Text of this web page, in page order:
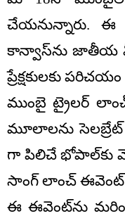
చేయనున్నారు.
కాన్వాస్‌ను జాతీయ
ప్రేక్షకులకు
ముంబై ట్రైలర్
మూలాలను
గా పిలిచే భోపాల్‌కు
సాంగ్ లాంచ్ ఈవెంట్
ఈ ఈవెంట్‌ను